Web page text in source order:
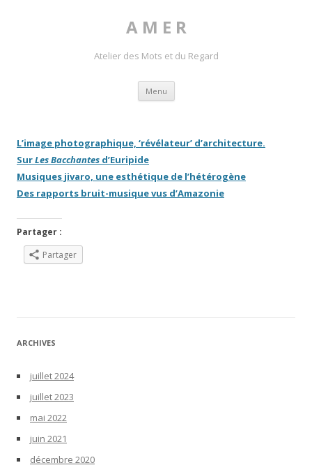
A M E R
Atelier des Mots et du Regard
Menu Skip to content
L’image photographique, ‘révélateur’ d’architecture.
SurLes Bacchantes d’Euripide
Musiques jivaro, une esthétique de l’hétérogène
Des rapports bruit-musique vus d’Amazonie
Partager :
Partager
ARCHIVES
juillet 2024
juillet 2023
mai 2022
juin 2021
décembre 2020